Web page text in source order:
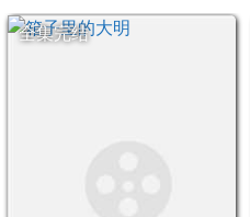
全集完结